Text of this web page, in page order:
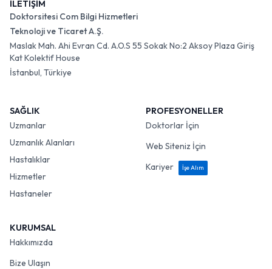
İLETİŞİM
Doktorsitesi Com Bilgi Hizmetleri
Teknoloji ve Ticaret A.Ş.
Maslak Mah. Ahi Evran Cd. A.O.S 55 Sokak No:2 Aksoy Plaza Giriş
Kat Kolektif House
İstanbul, Türkiye
SAĞLIK
Uzmanlar
Uzmanlık Alanları
Hastalıklar
Hizmetler
Hastaneler
PROFESYONELLER
Doktorlar İçin
Web Siteniz İçin
Kariyer
İşe Alım
KURUMSAL
Hakkımızda
Bize Ulaşın